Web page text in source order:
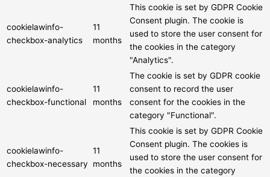
cookielawinfo-
checkbox-analytics
11
months
This cookie is set by GDPR Cookie
Consent plugin. The cookie is
used to store the user consent for
the cookies in the category
"Analytics".
cookielawinfo-
checkbox-functional
11
months
The cookie is set by GDPR cookie
consent to record the user
consent for the cookies in the
category "Functional".
cookielawinfo-
checkbox-necessary
11
months
This cookie is set by GDPR Cookie
Consent plugin. The cookies is
used to store the user consent for
the cookies in the category